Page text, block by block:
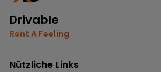
Drivable
Rent A Feeling
Nützliche Links